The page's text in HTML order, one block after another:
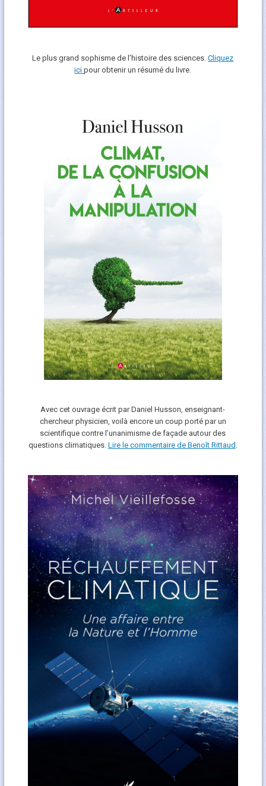
Le plus grand sophisme de l'histoire des sciences.Cliquez
icipour obtenir un résumé du livre.
Avec cet ouvrage écrit par Daniel Husson, enseignant-
chercheur physicien, voilà encore un coup porté par un
scientifique contre l’unanimisme de façade autour des
questions climatiques. Lire le commentaire de Benoît Rittaud